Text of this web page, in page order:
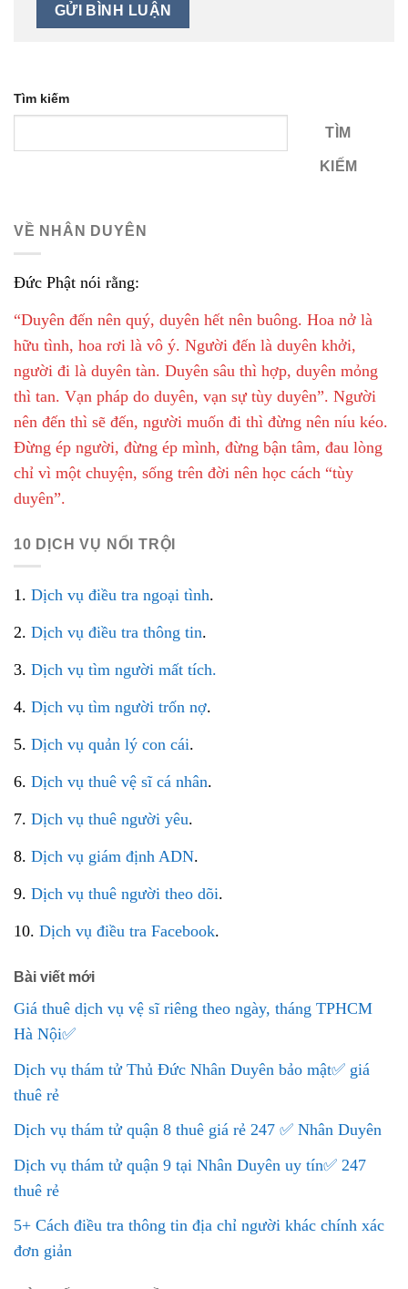
Tìm kiếm
TÌM
KIẾM
VỀ NHÂN DUYÊN
Đức Phật nói rằng:
“Duyên đến nên quý, duyên hết nên buông. Hoa nở là
hữu tình, hoa rơi là vô ý. Người đến là duyên khởi,
người đi là duyên tàn. Duyên sâu thì hợp, duyên mỏng
thì tan. Vạn pháp do duyên, vạn sự tùy duyên”. Người
nên đến thì sẽ đến, người muốn đi thì đừng nên níu kéo.
Đừng ép người, đừng ép mình, đừng bận tâm, đau lòng
chỉ vì một chuyện, sống trên đời nên học cách “tùy
duyên”.
10 DỊCH VỤ NỔI TRỘI
1. Dịch vụ điều tra ngoại tình.
2. Dịch vụ điều tra thông tin.
3. Dịch vụ tìm người mất tích.
4. Dịch vụ tìm người trốn nợ.
5. Dịch vụ quản lý con cái.
6. Dịch vụ thuê vệ sĩ cá nhân.
7. Dịch vụ thuê người yêu.
8. Dịch vụ giám định ADN.
9. Dịch vụ thuê người theo dõi.
10. Dịch vụ điều tra Facebook.
Bài viết mới
Giá thuê dịch vụ vệ sĩ riêng theo ngày, tháng TPHCM
Hà Nội✅
Dịch vụ thám tử Thủ Đức Nhân Duyên bảo mật✅ giá
thuê rẻ
Dịch vụ thám tử quận 8 thuê giá rẻ 247 ✅ Nhân Duyên
Dịch vụ thám tử quận 9 tại Nhân Duyên uy tín✅ 247
thuê rẻ
5+ Cách điều tra thông tin địa chỉ người khác chính xác
đơn giản